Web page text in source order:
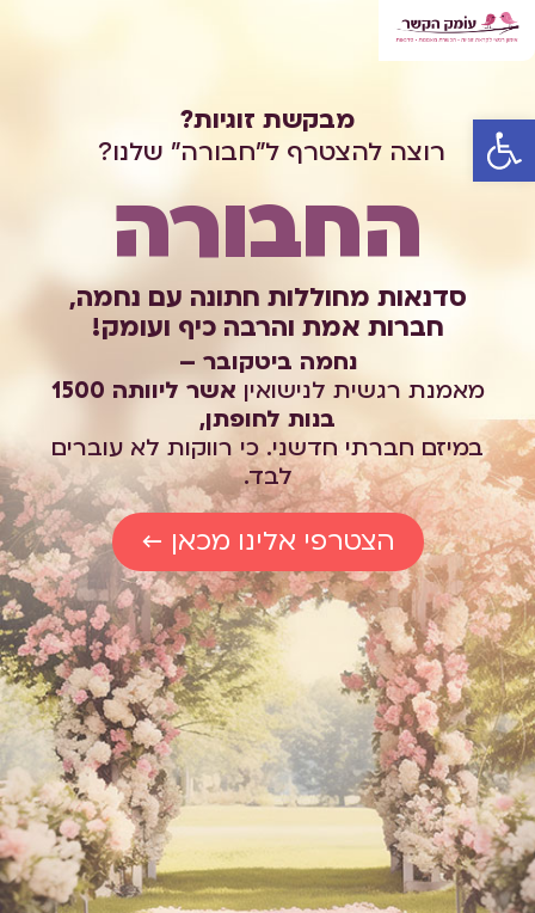
פתח סרגל נגישות
מבקשת זוגיות?
רוצה להצטרף ל"חבורה" שלנו?
החבורה
סדנאות מחוללות חתונה עם נחמה,
חברות אמת והרבה כיף ועומק!
נחמה ביטקובר –
מאמנת רגשית לנישואין
אשר ליוותה 1500
בנות לחופתן,
במיזם חברתי חדשני. כי רווקות לא עוברים
לבד.
הצטרפי אלינו מכאן ←